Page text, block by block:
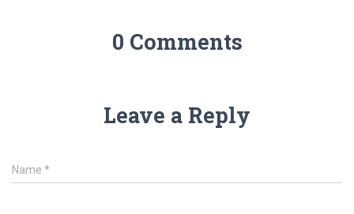
0 Comments
Leave a Reply
Name *